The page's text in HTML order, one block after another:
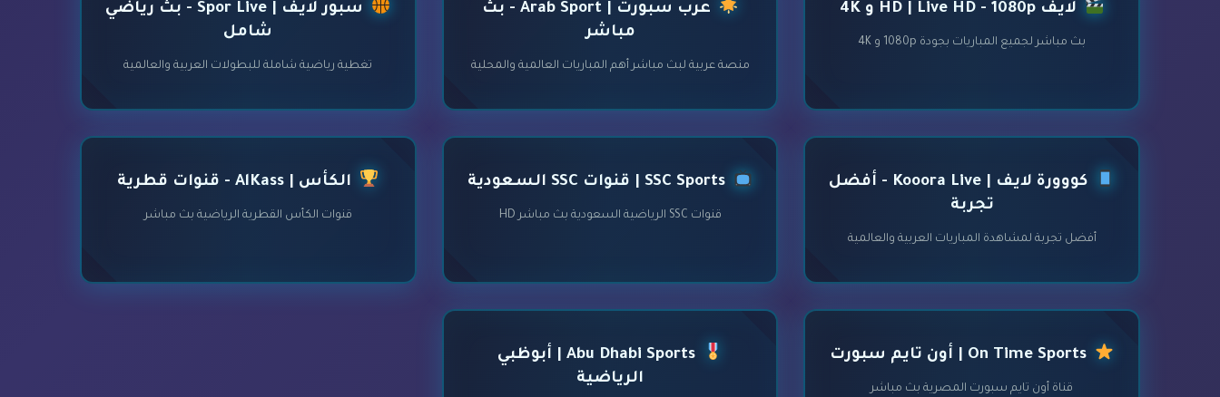
لايف HD | Live HD - 1080p و 4K
بث مباشر لجميع المباريات بجودة 1080p و 4K
عرب سبورت | Arab Sport - بث
مباشر
منصة عربية لبث مباشر أهم المباريات العالمية والمحلية
سبور لايف | Spor Live - بث رياضي
شامل
تغطية رياضية شاملة للبطولات العربية والعالمية
كووورة لايف | Kooora Live - أفضل
تجربة
أفضل تجربة لمشاهدة المباريات العربية والعالمية
SSC Sports | قنوات SSC السعودية
قنوات SSC الرياضية السعودية بث مباشر HD
الكأس | AlKass - قنوات قطرية
قنوات الكأس القطرية الرياضية بث مباشر
On Time Sports | أون تايم سبورت
قناة أون تايم سبورت المصرية بث مباشر
Abu Dhabi Sports | أبوظبي
الرياضية